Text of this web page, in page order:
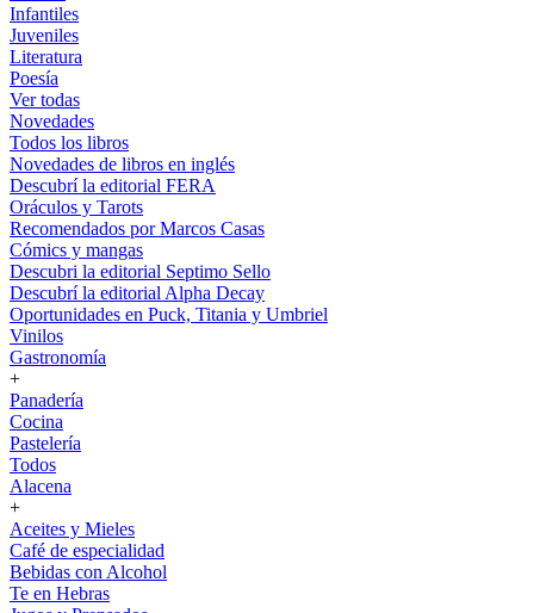
Infantiles
Juveniles
Literatura
Poesía
Ver todas
Novedades
Todos los libros
Novedades de libros en inglés
Descubrí la editorial FERA
Oráculos y Tarots
Recomendados por Marcos Casas
Cómics y mangas
Descubri la editorial Septimo Sello
Descubrí la editorial Alpha Decay
Oportunidades en Puck, Titania y Umbriel
Vinilos
Gastronomía
+
Panadería
Cocina
Pastelería
Todos
Alacena
+
Aceites y Mieles
Café de especialidad
Bebidas con Alcohol
Te en Hebras